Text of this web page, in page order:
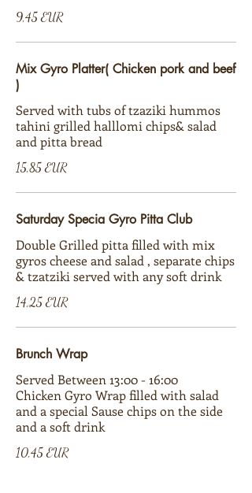
9,45 EUR
Mix Gyro Platter( Chicken pork and beef
)
Served with tubs of tzaziki hummos
tahini grilled halllomi chips& salad
and pitta bread
15,85 EUR
Saturday Specia Gyro Pitta Club
Double Grilled pitta filled with mix
gyros cheese and salad , separate chips
& tzatziki served with any soft drink
14,25 EUR
Brunch Wrap
Served Between 13:00 - 16:00
Chicken Gyro Wrap filled with salad
and a special Sause chips on the side
and a soft drink
10,45 EUR